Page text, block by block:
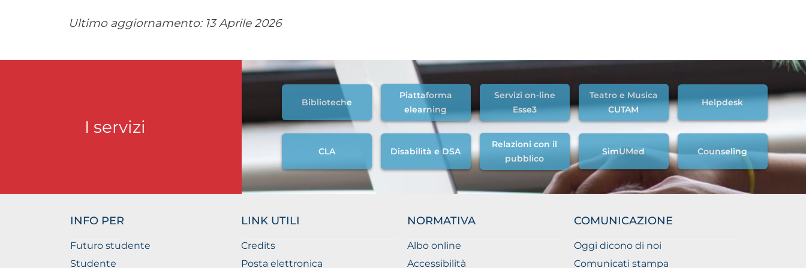
Ultimo aggiornamento: 13 Aprile 2026
I servizi
Biblioteche
Piattaforma
elearning
Servizi on-line
Esse3
Teatro e Musica
CUTAM
Helpdesk
CLA Disabilità e DSA
Relazioni con il
pubblico
SimUMed Counseling
INFO PER
Futuro studente
Studente
LINK UTILI
Credits
Posta elettronica
NORMATIVA
Albo online
Accessibilità
COMUNICAZIONE
Oggi dicono di noi
Comunicati stampa